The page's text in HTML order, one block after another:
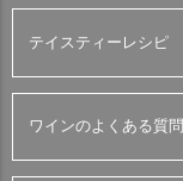
テイスティーレシピ
ワインのよくある質問